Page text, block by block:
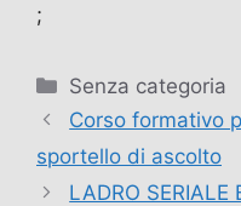
;
Categorie
Senza categoria
Corso formativo
sportello di ascolto
LADRO SERIALE